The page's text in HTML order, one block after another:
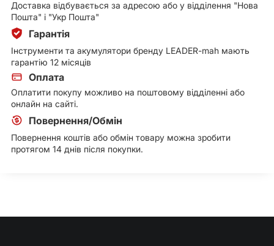
Доставка відбувається за адресою або у відділення "Нова
Пошта" і "Укр Пошта"
Гарантія
Інструменти та акумулятори бренду LEADER-mah мають
гарантію 12 місяців
Оплата
Оплатити покупу можливо на поштовому відділенні або
онлайн на сайті.
Повернення/Обмін
Повернення коштів або обмін товару можна зробити
протягом 14 днів після покупки.